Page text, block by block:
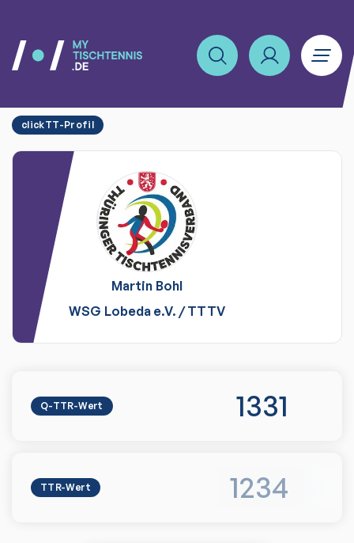
clickTT-Profil
Martin Bohl
WSG Lobeda e.V. /TTTV
Q-TTR-Wert 1331
TTR-Wert 1234